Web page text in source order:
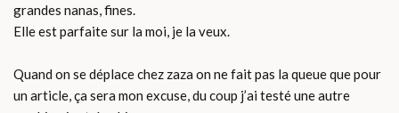
grandes nanas, fines.
Elle est parfaite sur la moi, je la veux.
Quand on se déplace chez zaza on ne fait pas la queue que pour
un article, ça sera mon excuse, du coup j’ai testé une autre